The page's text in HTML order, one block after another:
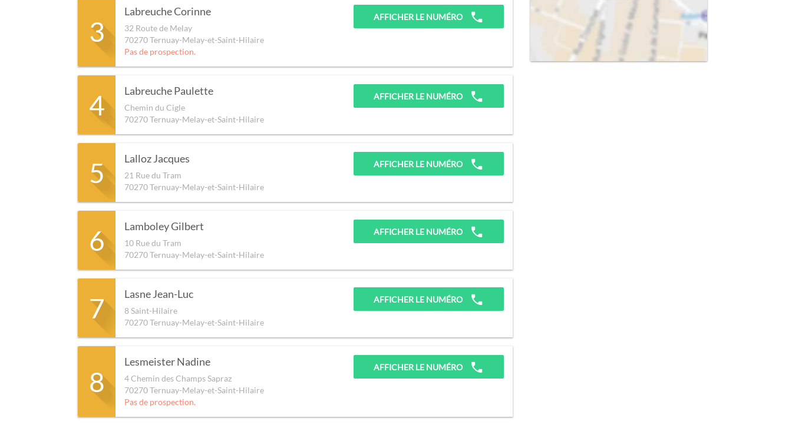
3
Labreuche Corinne
32 Route de Melay
70270Ternuay-Melay-et-Saint-Hilaire
Pas de prospection.
AFFICHER LE NUMÉRO
4 Labreuche Paulette
Chemin du Cigle
70270Ternuay-Melay-et-Saint-Hilaire
AFFICHER LE NUMÉRO
5 Lalloz Jacques
21 Rue du Tram
70270Ternuay-Melay-et-Saint-Hilaire
AFFICHER LE NUMÉRO
6 Lamboley Gilbert
10 Rue du Tram
70270Ternuay-Melay-et-Saint-Hilaire
AFFICHER LE NUMÉRO
7 Lasne Jean-Luc
8 Saint-Hilaire
70270Ternuay-Melay-et-Saint-Hilaire
AFFICHER LE NUMÉRO
8
Lesmeister Nadine
4 Chemin des Champs Sapraz
70270Ternuay-Melay-et-Saint-Hilaire
Pas de prospection.
AFFICHER LE NUMÉRO